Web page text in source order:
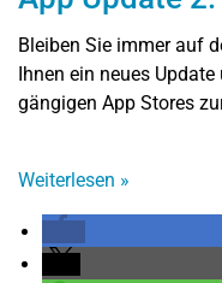
Bleiben Sie immer auf
Ihnen ein neues Update
gängigen App Stores
Weiterlesen »